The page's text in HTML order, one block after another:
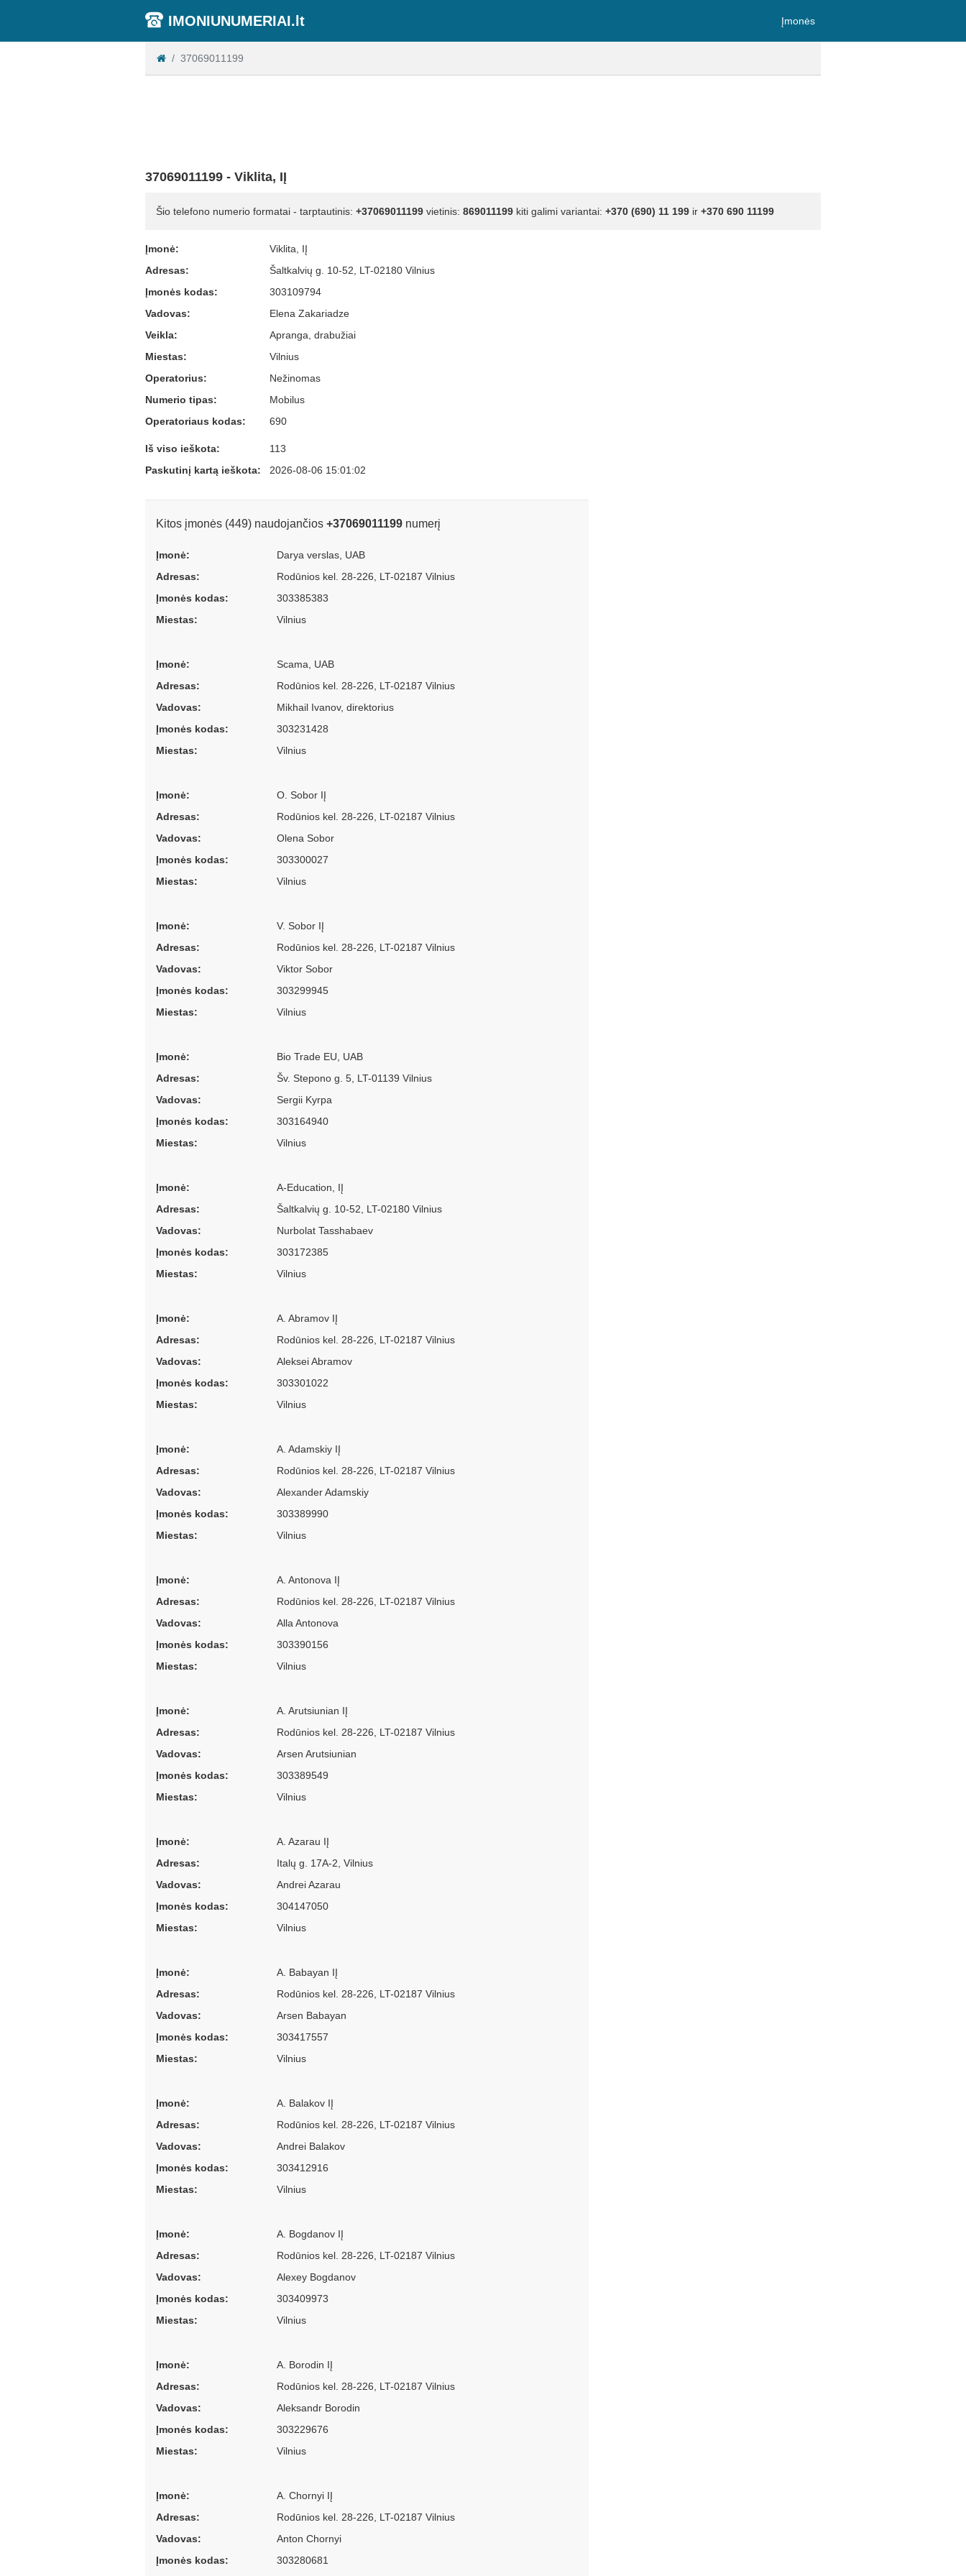
IMONIUNUMERIAI.lt Įmonės
37069011199
37069011199 - Viklita, IĮ
Šio telefono numerio formatai - tarptautinis: +37069011199 vietinis: 869011199 kiti galimi variantai: +370 (690) 11 199 ir +370 690 11199
Įmonė:
Viklita, IĮ
Adresas:
Šaltkalvių g. 10-52, LT-02180 Vilnius
Įmonės kodas:
303109794
Vadovas:
Elena Zakariadze
Veikla:
Apranga, drabužiai
Miestas:
Vilnius
Operatorius:
Nežinomas
Numerio tipas:
Mobilus
Operatoriaus kodas:
690
Iš viso ieškota:
113
Paskutinį kartą ieškota:
2026-08-06 15:01:02
Kitos įmonės (449) naudojančios +37069011199 numerį
Įmonė:
Darya verslas, UAB
Adresas:
Rodūnios kel. 28-226, LT-02187 Vilnius
Įmonės kodas:
303385383
Miestas:
Vilnius
Įmonė:
Scama, UAB
Adresas:
Rodūnios kel. 28-226, LT-02187 Vilnius
Vadovas:
Mikhail Ivanov, direktorius
Įmonės kodas:
303231428
Miestas:
Vilnius
Įmonė:
O. Sobor IĮ
Adresas:
Rodūnios kel. 28-226, LT-02187 Vilnius
Vadovas:
Olena Sobor
Įmonės kodas:
303300027
Miestas:
Vilnius
Įmonė:
V. Sobor IĮ
Adresas:
Rodūnios kel. 28-226, LT-02187 Vilnius
Vadovas:
Viktor Sobor
Įmonės kodas:
303299945
Miestas:
Vilnius
Įmonė:
Bio Trade EU, UAB
Adresas:
Šv. Stepono g. 5, LT-01139 Vilnius
Vadovas:
Sergii Kyrpa
Įmonės kodas:
303164940
Miestas:
Vilnius
Įmonė:
A-Education, IĮ
Adresas:
Šaltkalvių g. 10-52, LT-02180 Vilnius
Vadovas:
Nurbolat Tasshabaev
Įmonės kodas:
303172385
Miestas:
Vilnius
Įmonė:
A. Abramov IĮ
Adresas:
Rodūnios kel. 28-226, LT-02187 Vilnius
Vadovas:
Aleksei Abramov
Įmonės kodas:
303301022
Miestas:
Vilnius
Įmonė:
A. Adamskiy IĮ
Adresas:
Rodūnios kel. 28-226, LT-02187 Vilnius
Vadovas:
Alexander Adamskiy
Įmonės kodas:
303389990
Miestas:
Vilnius
Įmonė:
A. Antonova IĮ
Adresas:
Rodūnios kel. 28-226, LT-02187 Vilnius
Vadovas:
Alla Antonova
Įmonės kodas:
303390156
Miestas:
Vilnius
Įmonė:
A. Arutsiunian IĮ
Adresas:
Rodūnios kel. 28-226, LT-02187 Vilnius
Vadovas:
Arsen Arutsiunian
Įmonės kodas:
303389549
Miestas:
Vilnius
Įmonė:
A. Azarau IĮ
Adresas:
Italų g. 17A-2, Vilnius
Vadovas:
Andrei Azarau
Įmonės kodas:
304147050
Miestas:
Vilnius
Įmonė:
A. Babayan IĮ
Adresas:
Rodūnios kel. 28-226, LT-02187 Vilnius
Vadovas:
Arsen Babayan
Įmonės kodas:
303417557
Miestas:
Vilnius
Įmonė:
A. Balakov IĮ
Adresas:
Rodūnios kel. 28-226, LT-02187 Vilnius
Vadovas:
Andrei Balakov
Įmonės kodas:
303412916
Miestas:
Vilnius
Įmonė:
A. Bogdanov IĮ
Adresas:
Rodūnios kel. 28-226, LT-02187 Vilnius
Vadovas:
Alexey Bogdanov
Įmonės kodas:
303409973
Miestas:
Vilnius
Įmonė:
A. Borodin IĮ
Adresas:
Rodūnios kel. 28-226, LT-02187 Vilnius
Vadovas:
Aleksandr Borodin
Įmonės kodas:
303229676
Miestas:
Vilnius
Įmonė:
A. Chornyi IĮ
Adresas:
Rodūnios kel. 28-226, LT-02187 Vilnius
Vadovas:
Anton Chornyi
Įmonės kodas:
303280681